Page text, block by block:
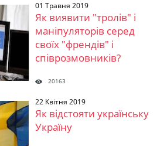
01 Травня 2019
Як виявити "тролів" і
маніпуляторів серед
своїх "френдів" і
співрозмовників?
20163
22 Квітня 2019
Як відстояти українську
Україну